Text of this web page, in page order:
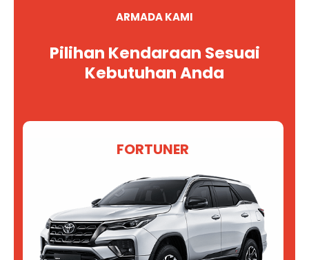
ARMADA KAMI
Pilihan Kendaraan Sesuai
Kebutuhan Anda
FORTUNER